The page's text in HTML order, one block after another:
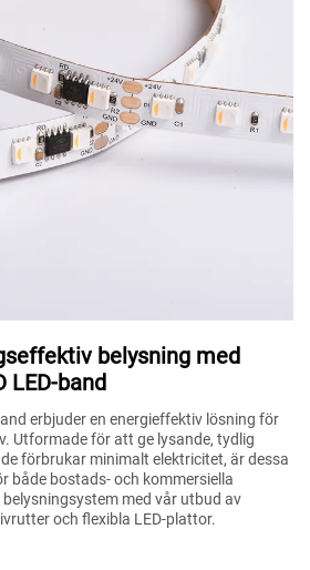
belysning med
LED-band
erbjuder en energieffektiv lösning för
Utformade för att ge lysande, tydlig
förbrukar minimalt elektricitet, är dessa
både bostads- och kommersiella
med vår utbud av
och flexibla LED-plattor.